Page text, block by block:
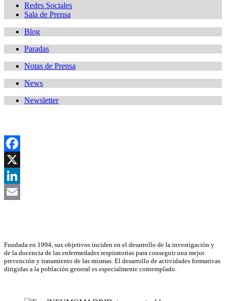
Redes Sociales
Sala de Prensa
Blog
Paradas
Notas de Prensa
News
Newsletter
Facebook
X
LinkedIn
Fundada en 1994, sus objetivos inciden en el desarrollo de la investigación y
de la docencia de las enfermedades respiratorias para conseguir una mejor
prevención y tratamiento de las mismas. El desarrollo de actividades formativas
dirigidas a la población general es especialmente contemplado.